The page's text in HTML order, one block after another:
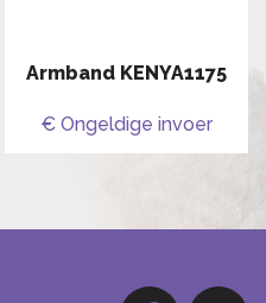
Armband KENYA1175
€ Ongeldige invoer